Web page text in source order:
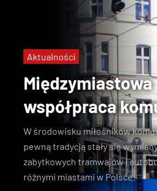
Międzymiastowa
współpraca
W środowisku miłośników
pewną tradycją stały się
zabytkowych tramwajów i
różnymi miastami w Polsce.
Aktualności